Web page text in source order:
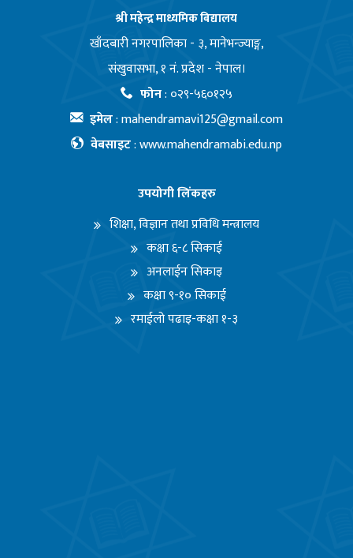
श्री महेन्द्र माध्यमिक बिद्यालय
खाँदबारी नगरपालिका - ३, मानेभन्ज्याङ्ग,
संखुवासभा, १ नं. प्रदेश - नेपाल।
फोन: ०२९-५६०१२५
इमेल:mahendramavi125@gmail.com
वेबसाइट:www.mahendramabi.edu.np
उपयोगी लिंकहरु
शिक्षा, विज्ञान तथा प्रविधि मन्त्रालय
कक्षा ६-८ सिकाई
अनलाईन सिकाइ
कक्षा ९-१० सिकाई
रमाईलो पढाइ-कक्षा १-३